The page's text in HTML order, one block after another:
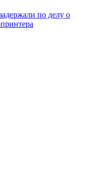
по делу о